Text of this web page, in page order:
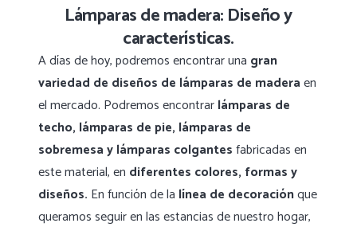
Lámparas de madera: Diseño y
características.
A días de hoy, podremos encontrar una gran
variedad de diseños de lámparas de maderaen
el mercado. Podremos encontrarlámparas de
techo, lámparas de pie, lámparas de
sobremesa y lámparas colgantesfabricadas en
este material, en diferentes colores, formas y
diseños. En función de la línea de decoraciónque
queramos seguir en las estancias de nuestro hogar,